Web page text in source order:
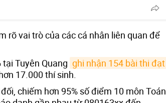
rõ vai trò của các cá nhân liên quan để
Tuyên Quang ghi nhận 154 bài thi đạt
17.000 thí sinh.
chiếm hơn 95% số điểm 10 môn Toán